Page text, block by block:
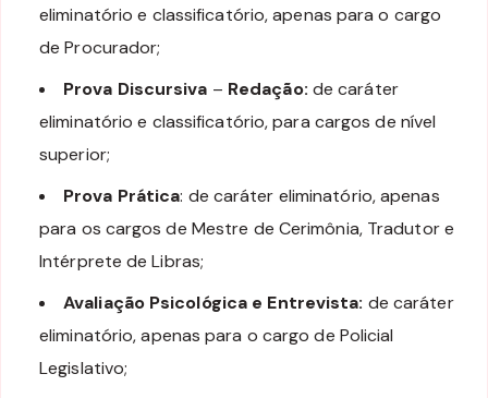
eliminatório e classificatório, apenas para o cargo
de Procurador;
Prova Discursiva – Redação: de caráter
eliminatório e classificatório, para cargos de nível
superior;
Prova Prática: de caráter eliminatório, apenas
para os cargos de Mestre de Cerimônia, Tradutor e
Intérprete de Libras;
Avaliação Psicológica e Entrevista: de caráter
eliminatório, apenas para o cargo de Policial
Legislativo;